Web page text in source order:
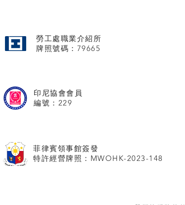
勞工處職業介紹所
牌照號碼：79665
印尼協會會員
​編號：229
菲律賓領事館簽發
特許經營牌照：MWOHK-2023-148